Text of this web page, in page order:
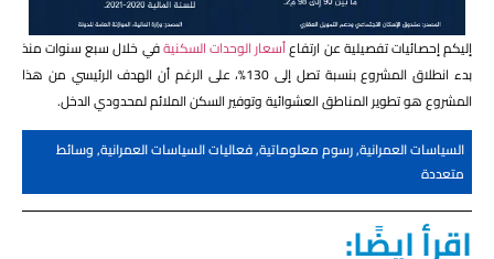
إليكم إحصائيات تفصيلية عن ارتفاعأسعار الوحدات السكنيةفي خلال سبع سنوات منذ
بدء انطلاق المشروع بنسبة تصل إلى 130%، على الرغم أن الهدف الرئيسي من هذا
المشروع هو تطوير المناطق العشوائية وتوفير السكن الملائم لمحدودي الدخل.
السياسات العمرانية,رسوم معلوماتية,فعاليات السياسات العمرانية,وسائط
متعددة
اقرأ ايضًا: